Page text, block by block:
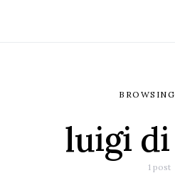
luigi
1 post